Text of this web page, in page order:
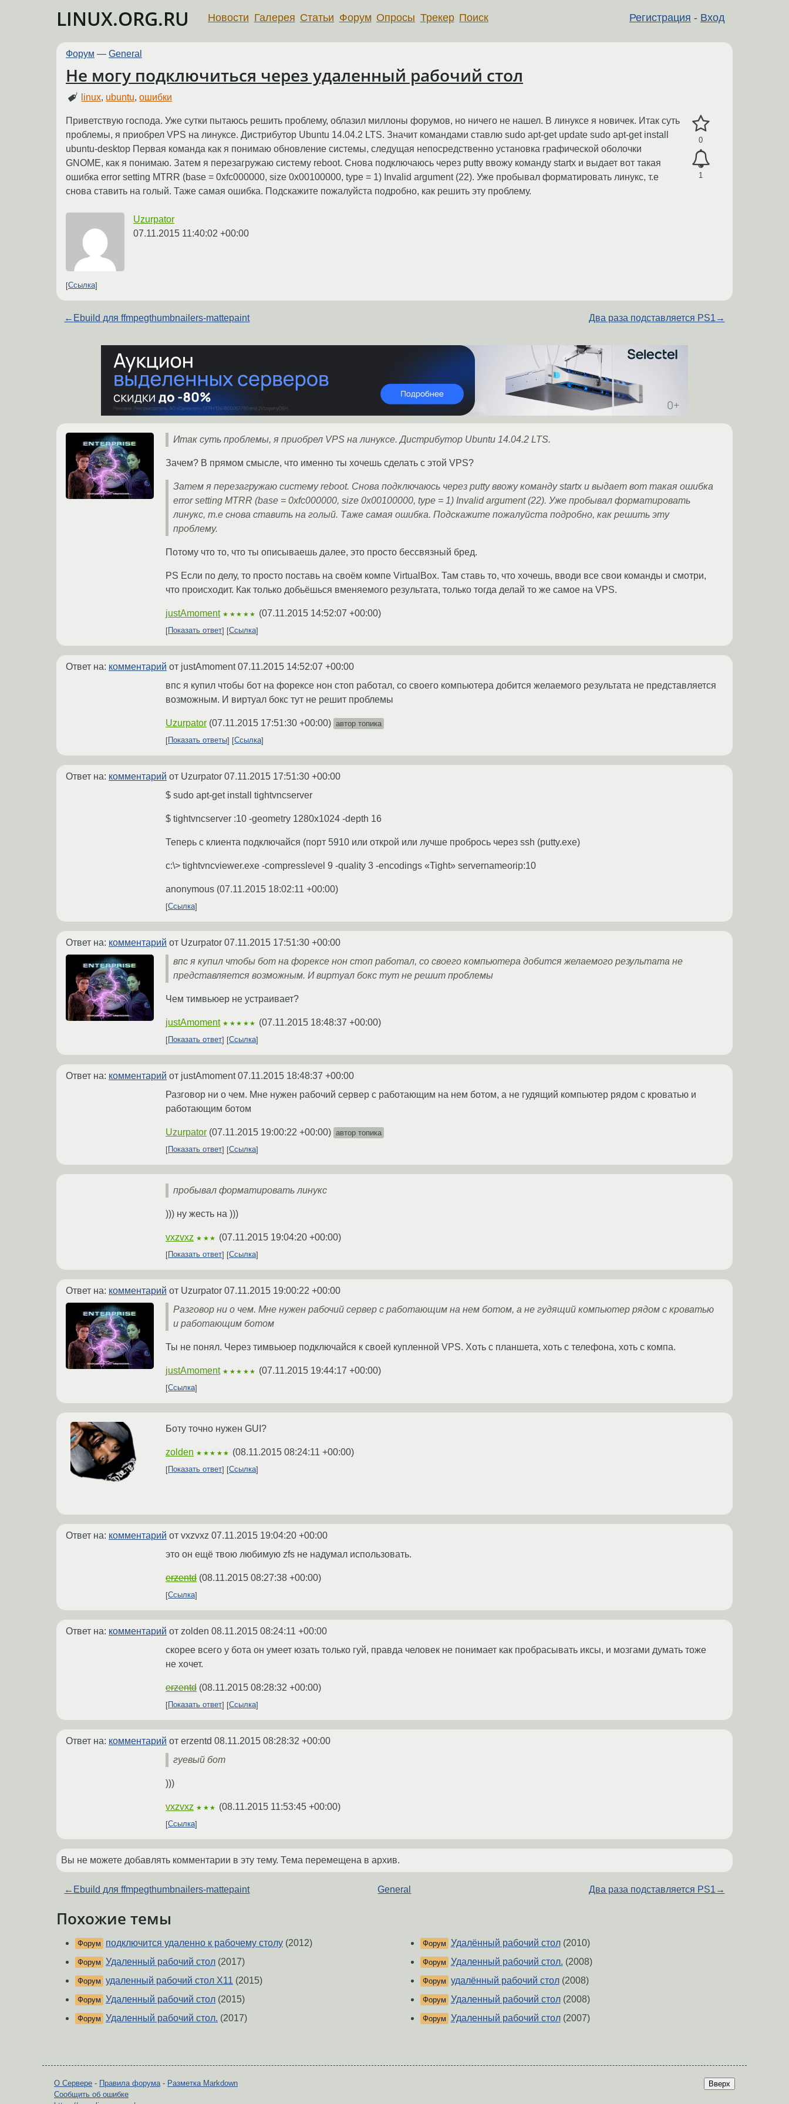
LINUX.ORG.RU Регистрация - Вход
Новости Галерея Статьи Форум Опросы Трекер Поиск
Форум — General
Не могу подключиться через удаленный рабочий стол
linux, ubuntu,ошибки
0
1
Приветствую господа. Уже сутки пытаюсь решить проблему, облазил миллоны форумов, но ничего не нашел. В линуксе я новичек. Итак суть
проблемы, я приобрел VPS на линуксе. Дистрибутор Ubuntu 14.04.2 LTS. Значит командами ставлю sudo apt-get update sudo apt-get install
ubuntu-desktop Первая команда как я понимаю обновление системы, следущая непосредственно установка графической оболочки
GNOME, как я понимаю. Затем я перезагружаю систему reboot. Снова подключаюсь через putty ввожу команду startx и выдает вот такая
ошибка error setting MTRR (base = 0xfc000000, size 0x00100000, type = 1) Invalid argument (22). Уже пробывал форматировать линукс, т.е
снова ставить на голый. Таже самая ошибка. Подскажите пожалуйста подробно, как решить эту проблему.
Uzurpator
07.11.2015 11:40:02 +00:00
Ссылка
← Ebuild для ffmpegthumbnailers-mattepaint Два раза подставляется PS1 →
Итак суть проблемы, я приобрел VPS на линуксе. Дистрибутор Ubuntu 14.04.2 LTS.
Зачем? В прямом смысле, что именно ты хочешь сделать с этой VPS?
Затем я перезагружаю систему reboot. Снова подключаюсь через putty ввожу команду startx и выдает вот такая ошибка
error setting MTRR (base = 0xfc000000, size 0x00100000, type = 1) Invalid argument (22). Уже пробывал форматировать
линукс, т.е снова ставить на голый. Таже самая ошибка. Подскажите пожалуйста подробно, как решить эту
проблему.
Потому что то, что ты описываешь далее, это просто бессвязный бред.
PS Если по делу, то просто поставь на своём компе VirtualBox. Там ставь то, что хочешь, вводи все свои команды и смотри,
что происходит. Как только добьёшься вменяемого результата, только тогда делай то же самое на VPS.
justAmoment ★★★★★ (07.11.2015 14:52:07 +00:00)
Показать ответ Ссылка
Ответ на: комментарий от justAmoment07.11.2015 14:52:07 +00:00
впс я купил чтобы бот на форексе нон стоп работал, со своего компьютера добится желаемого результата не представляется
возможным. И виртуал бокс тут не решит проблемы
Uzurpator (07.11.2015 17:51:30 +00:00) автор топика
Показать ответы
Ссылка
Ответ на: комментарий от Uzurpator 07.11.2015 17:51:30 +00:00
$ sudo apt-get install tightvncserver
$ tightvncserver :10 -geometry 1280x1024 -depth 16
Теперь с клиента подключайся (порт 5910 или открой или лучше пробрось через ssh (putty.exe)
c:\> tightvncviewer.exe -compresslevel 9 -quality 3 -encodings «Tight» servernameorip:10
anonymous (07.11.2015 18:02:11 +00:00)
Ссылка
Ответ на: комментарий от Uzurpator 07.11.2015 17:51:30 +00:00
впс я купил чтобы бот на форексе нон стоп работал, со своего компьютера добится желаемого результата не
представляется возможным. И виртуал бокс тут не решит проблемы
Чем тимвьюер не устраивает?
justAmoment ★★★★★ (07.11.2015 18:48:37 +00:00)
Показать ответ Ссылка
Ответ на: комментарий от justAmoment07.11.2015 18:48:37 +00:00
Разговор ни о чем. Мне нужен рабочий сервер с работающим на нем ботом, а не гудящий компьютер рядом с кроватью и
работающим ботом
Uzurpator (07.11.2015 19:00:22 +00:00) автор топика
Показать ответ
Ссылка
пробывал форматировать линукс
))) ну жесть на )))
vxzvxz ★★★ (07.11.2015 19:04:20 +00:00)
Показать ответ Ссылка
Ответ на: комментарий от Uzurpator 07.11.2015 19:00:22 +00:00
Разговор ни о чем. Мне нужен рабочий сервер с работающим на нем ботом, а не гудящий компьютер рядом с кроватью
и работающим ботом
Ты не понял. Через тимвьюер подключайся к своей купленной VPS. Хоть с планшета, хоть с телефона, хоть с компа.
justAmoment ★★★★★ (07.11.2015 19:44:17 +00:00)
Ссылка
Боту точно нужен GUI?
zolden ★★★★★ (08.11.2015 08:24:11 +00:00)
Показать ответ Ссылка
Ответ на: комментарий от vxzvxz 07.11.2015 19:04:20 +00:00
это он ещё твою любимую zfs не надумал использовать.
erzentd (08.11.2015 08:27:38 +00:00)
Ссылка
Ответ на: комментарий от zolden 08.11.2015 08:24:11 +00:00
скорее всего у бота он умеет юзать только гуй, правда человек не понимает как пробрасывать иксы, и мозгами думать тоже
не хочет.
erzentd (08.11.2015 08:28:32 +00:00)
Показать ответ Ссылка
Ответ на: комментарий от erzentd 08.11.2015 08:28:32 +00:00
гуевый бот
)))
vxzvxz ★★★ (08.11.2015 11:53:45 +00:00)
Ссылка
Вы не можете добавлять комментарии в эту тему. Тема перемещена в архив.
← Ebuild для ffmpegthumbnailers-mattepaint General Два раза подставляется PS1 →
Похожие темы
Форум подключится удаленно к рабочему столу (2012)
Форум Удаленный рабочий стол (2017)
Форум удаленный рабочий стол X11 (2015)
Форум Удаленный рабочий стол (2015)
Форум Удаленный рабочий стол. (2017)
Форум Удалённый рабочий стол(2010)
Форум Удаленный рабочий стол. (2008)
Форум удалённый рабочий стол(2008)
Форум Удаленный рабочий стол(2008)
Форум Удаленный рабочий стол(2007)
Вверх
О Сервере - Правила форума- Разметка Markdown
Сообщить об ошибке